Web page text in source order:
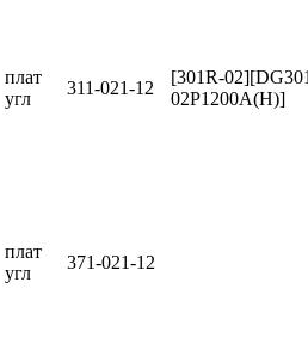
плат
угл
311-021-12
[301R-
02P1200A(H)]
плат
угл
371-021-12